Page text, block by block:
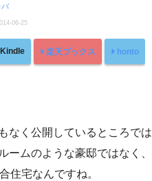
バ
06-25
Kindle 楽天ブックス honto
なく公開しているところでは
ームのような豪邸ではなく、
住宅なんですね。